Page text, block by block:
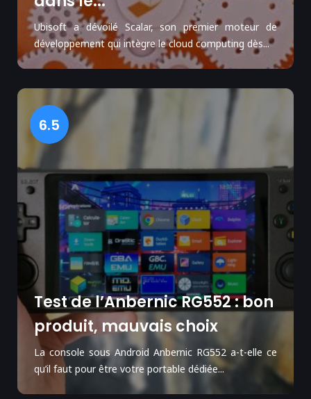
Ubisoft a dévoilé Scalar, son premier moteur de
développement qui intègre le cloud computing dès...
6.5
Test de l’Anbernic RG552 : bon
produit, mauvais choix
La console sous Android Anbernic RG552 a-t-elle ce
qu’il faut pour être votre portable dédiée...